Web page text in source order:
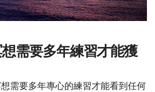
需要多年練習才能獲
需要多年專心的練習才能看到任何